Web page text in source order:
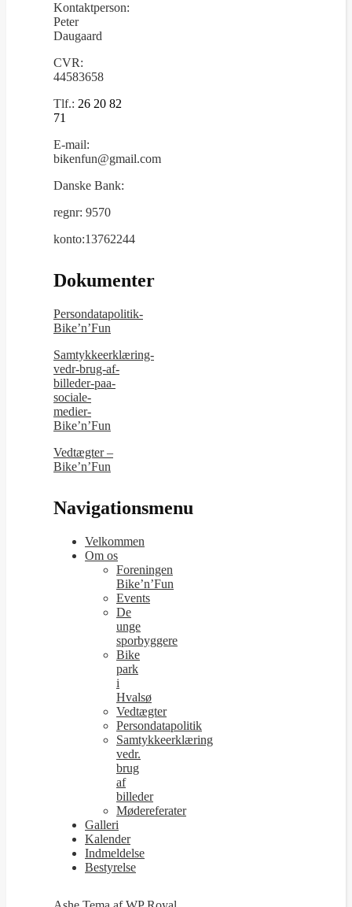
Kontaktperson:
Peter
Daugaard
CVR:
44583658
Tlf.: 26 20 82
71
E-mail:
bikenfun@gmail.com
Danske Bank:
regnr: 9570
konto:13762244
Dokumenter
Persondatapolitik-
Bike’n’Fun
Samtykkeerklæring-
vedr-brug-af-
billeder-paa-
sociale-
medier-
Bike’n’Fun
Vedtægter –
Bike’n’Fun
Navigationsmenu
Velkommen
Om os
Foreningen
Bike’n’Fun
Events
De
unge
sporbyggere
Bike
park
i
Hvalsø
Vedtægter
Persondatapolitik
Samtykkeerklæring
vedr.
brug
af
billeder
Mødereferater
Galleri
Kalender
Indmeldelse
Bestyrelse